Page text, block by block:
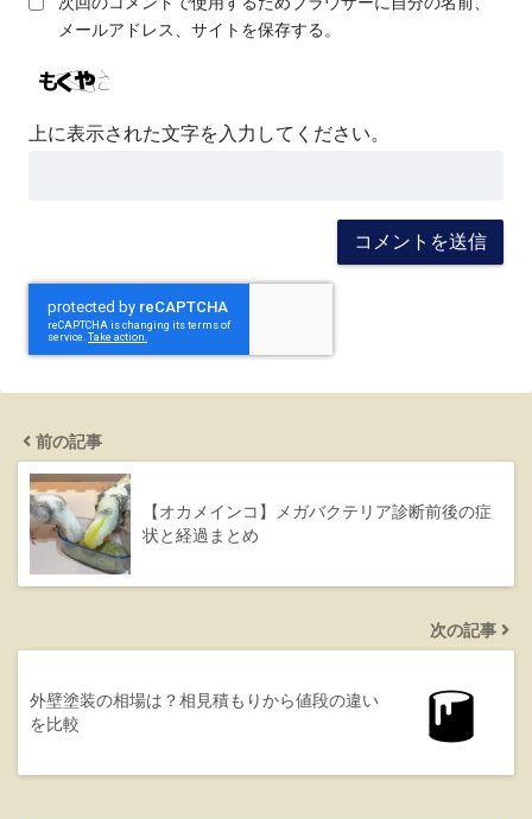
メールアドレス、サイトを保存する。
上に表示された文字を入力してください。
前の記事
【オカメインコ】メガバクテリア診断前後の症
状と経過まとめ
次の記事
外壁塗装の相場は？相見積もりから値段の違い
を比較